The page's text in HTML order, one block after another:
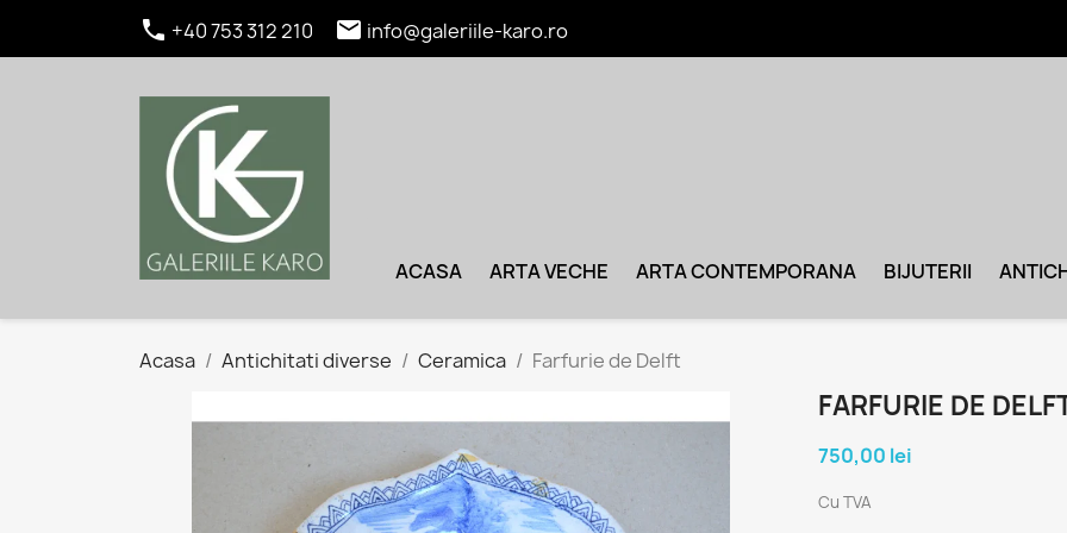
 +40 753 312 210  info@galeriile-karo.ro
ACASA ARTA VECHE ARTA CONTEMPORANA BIJUTERII
Acasa Antichitati diverse Ceramica Farfurie de Delft
FARFURIE DE
750,00 lei
Cu TVA